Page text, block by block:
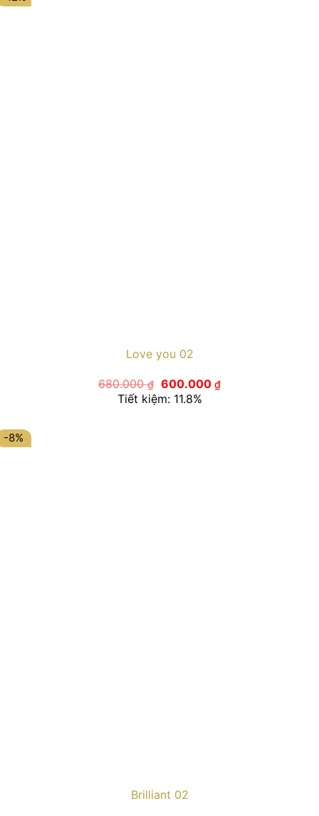
Love you 02
680.000₫ Giá
gốc
là:
600.000 ₫Giá
hiện
Tiết kiệm: 11.8%
-8%
Brilliant 02